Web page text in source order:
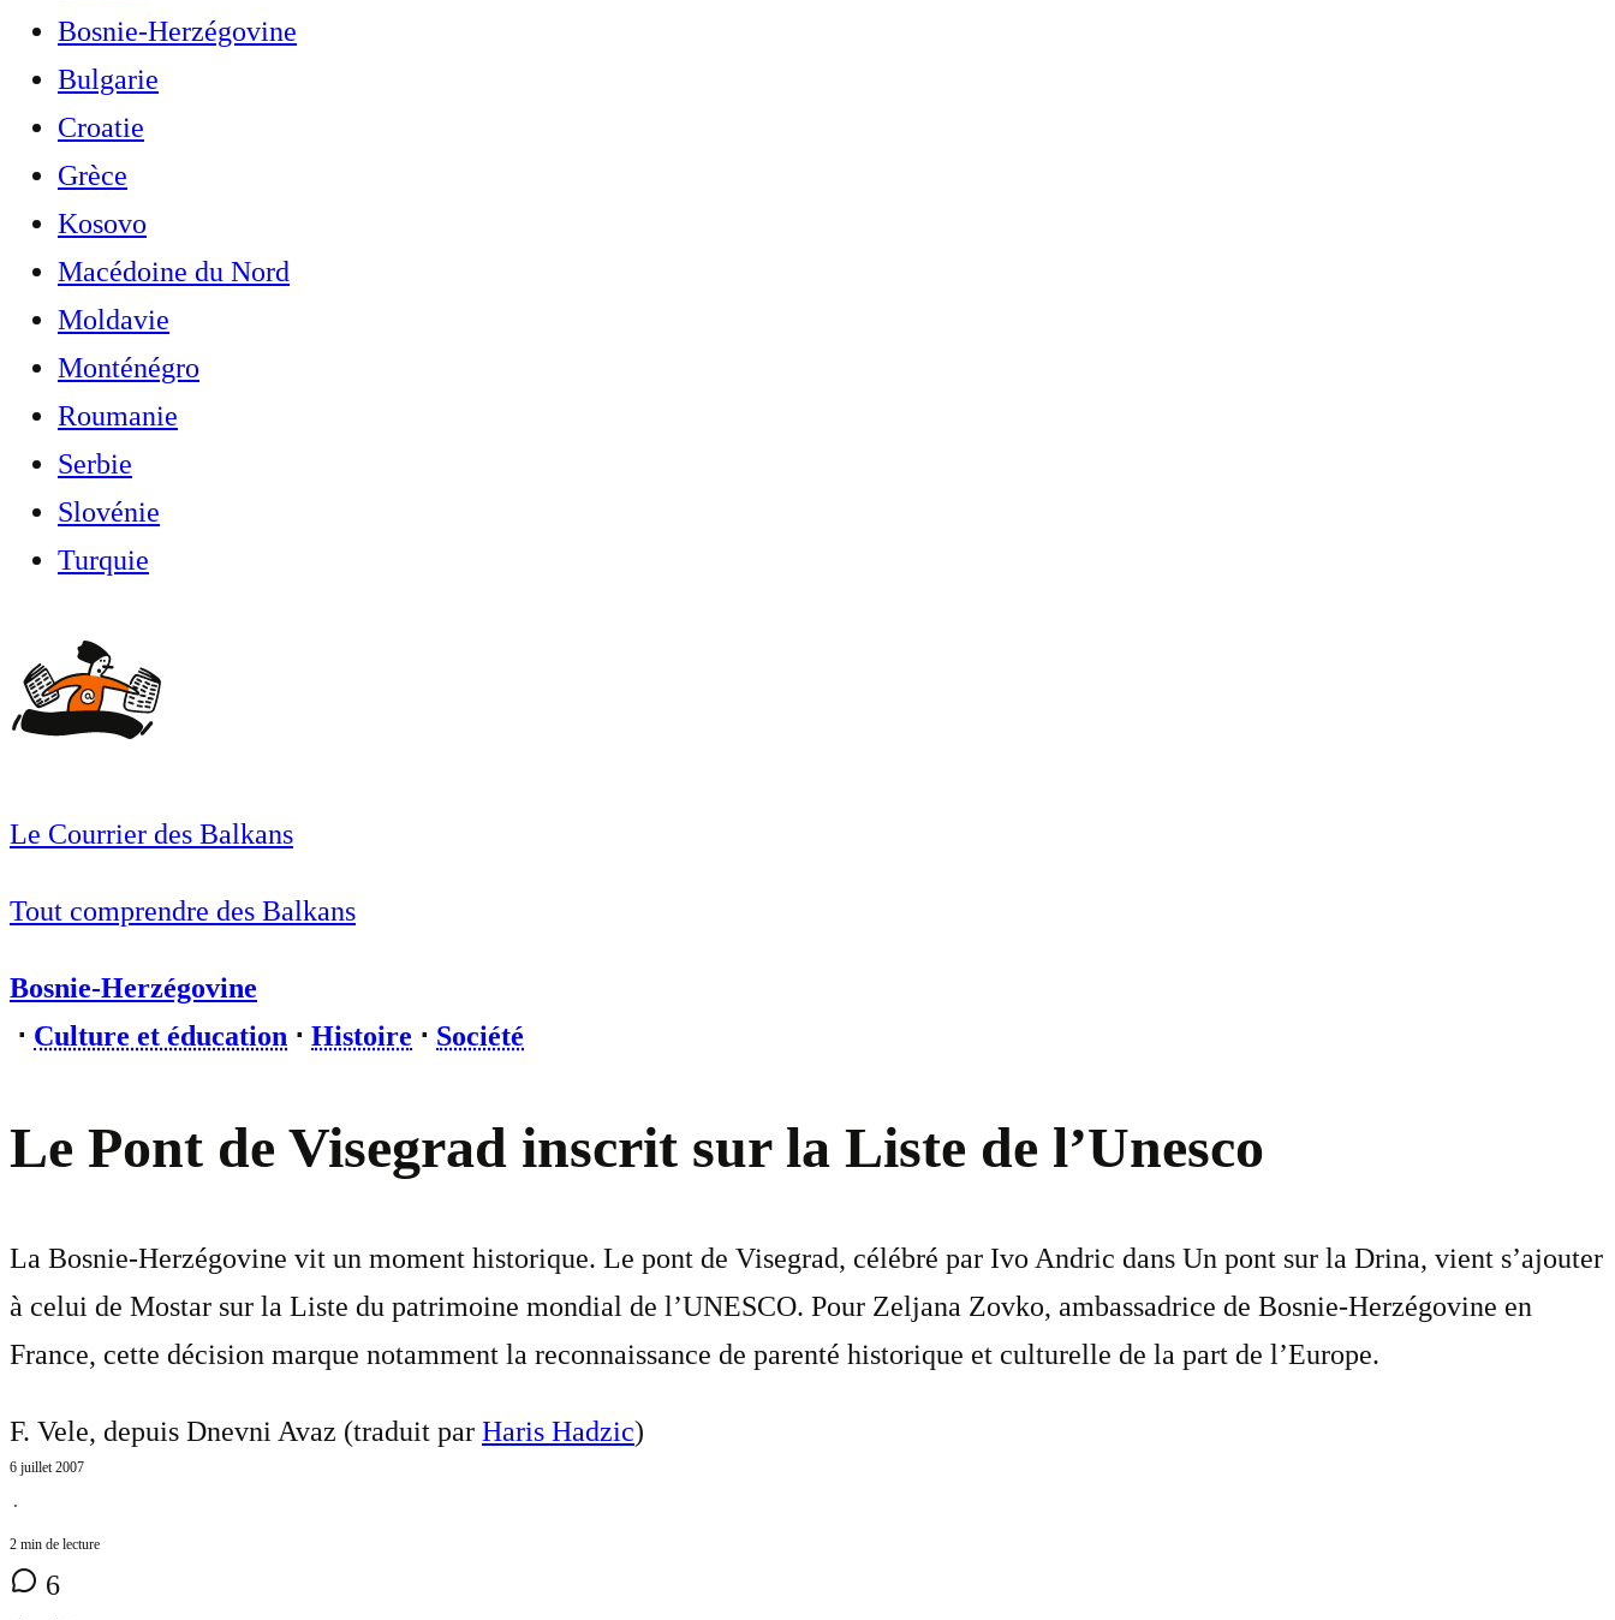
Bosnie-Herzégovine
Bulgarie
Croatie
Grèce
Kosovo
Macédoine du Nord
Moldavie
Monténégro
Roumanie
Serbie
Slovénie
Turquie
Le Courrier des Balkans
Tout comprendre des Balkans
Bosnie-Herzégovine
⋅ Culture et éducation ⋅ Histoire ⋅ Société
Le Pont de Visegrad inscrit sur la Liste de l’Unesco
La Bosnie-Herzégovine vit un moment historique. Le pont de Visegrad, célébré par Ivo Andric dans Un pont sur la Drina, vient s’ajouter
à celui de Mostar sur la Liste du patrimoine mondial de l’UNESCO. Pour Zeljana Zovko, ambassadrice de Bosnie-Herzégovine en
France, cette décision marque notamment la reconnaissance de parenté historique et culturelle de la part de l’Europe.
F. Vele, depuis Dnevni Avaz (traduit par Haris Hadzic)
6 juillet 2007
⋅
2 min de lecture
6